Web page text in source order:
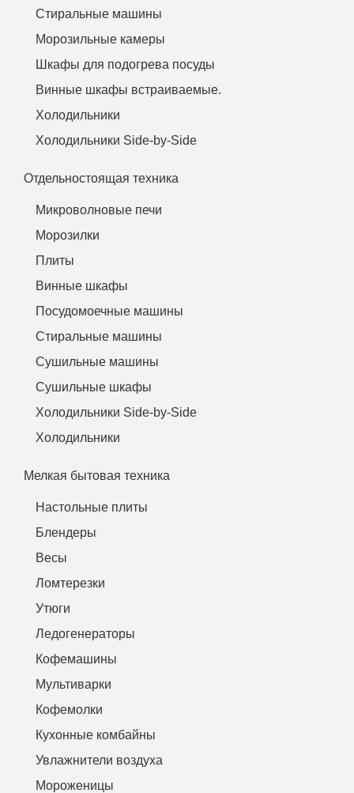
Стиральные машины
Морозильные камеры
Шкафы для подогрева посуды
Винные шкафы встраиваемые.
Холодильники
Холодильники Side-by-Side
Отдельностоящая техника
Микроволновые печи
Морозилки
Плиты
Винные шкафы
Посудомоечные машины
Стиральные машины
Сушильные машины
Сушильные шкафы
Холодильники Side-by-Side
Холодильники
Мелкая бытовая техника
Настольные плиты
Блендеры
Весы
Ломтерезки
Утюги
Ледогенераторы
Кофемашины
Мультиварки
Кофемолки
Кухонные комбайны
Увлажнители воздуха
Мороженицы